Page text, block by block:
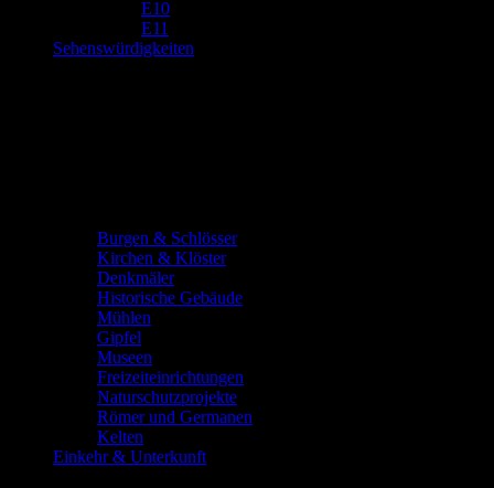
E10
E11
Sehenswürdigkeiten
Burgen & Schlösser
Kirchen & Klöster
Denkmäler
Historische Gebäude
Mühlen
Gipfel
Museen
Freizeiteinrichtungen
Naturschutzprojekte
Römer und Germanen
Kelten
Einkehr & Unterkunft